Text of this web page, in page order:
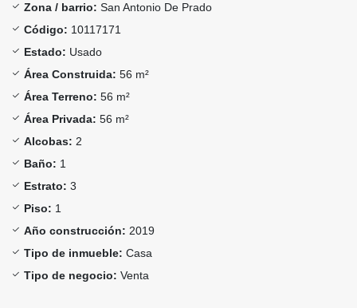
Zona / barrio: San Antonio De Prado
Código: 10117171
Estado: Usado
Área Construida: 56 m²
Área Terreno: 56 m²
Área Privada: 56 m²
Alcobas: 2
Baño: 1
Estrato: 3
Piso: 1
Año construcción: 2019
Tipo de inmueble: Casa
Tipo de negocio: Venta